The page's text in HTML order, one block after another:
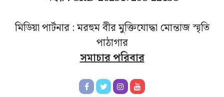
মিডিয়া পার্টনার : মরহুম বীর মুক্তিযোদ্ধা মোন্তাজ স্মৃতি
পাঠাগার
সমাচার পরিবার